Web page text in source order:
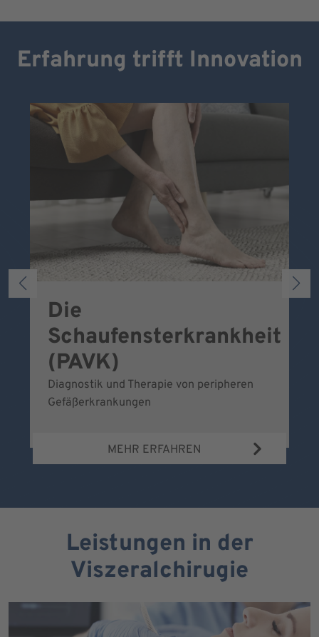
Erfahrung trifft Innovation
Die
Schaufensterkrankheit
(PAVK)
Diagnostik und Therapie von peripheren
Gefäßerkrankungen
MEHR ERFAHREN
Leistungen in der
Viszeralchirugie